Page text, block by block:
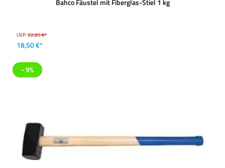
Bahco Fäustel mit Fiberglas-Stiel 1 kg
UVP:22,85 €*
18,50 €*
- 9%